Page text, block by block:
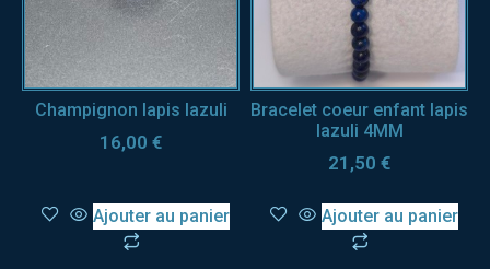
Champignon lapis lazuli
16,00 €
Ajouter au panier
Bracelet coeur enfant lapis
lazuli 4MM
21,50 €
Ajouter au panier